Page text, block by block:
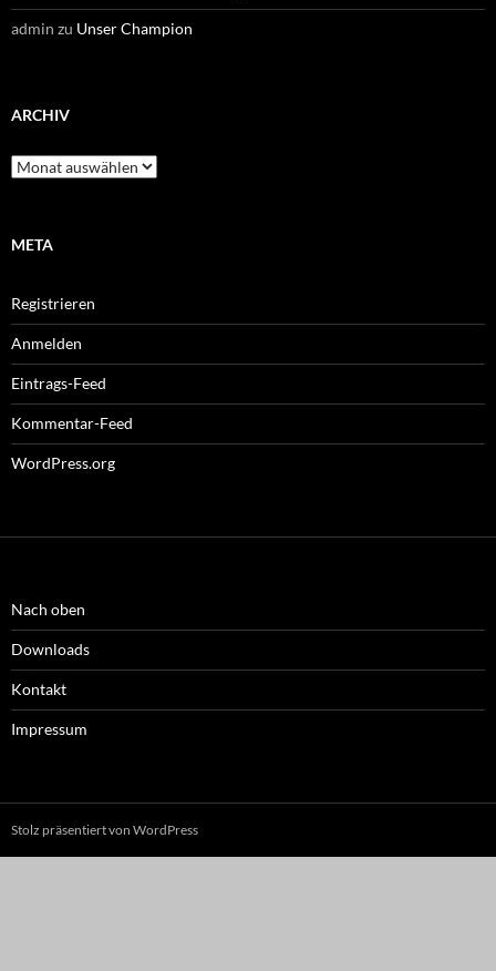
admin zu Unser Champion
ARCHIV
Archiv
META
Registrieren
Anmelden
Eintrags-Feed
Kommentar-Feed
WordPress.org
Nach oben
Downloads
Kontakt
Impressum
Stolz präsentiert von WordPress